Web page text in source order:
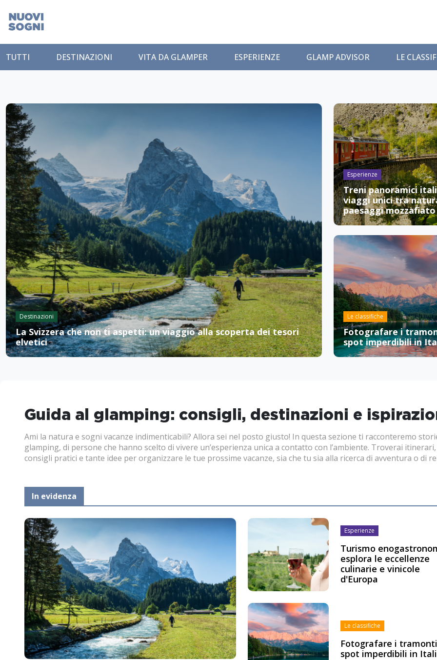
TUTTI DESTINAZIONI VITA DA GLAMPER ESPERIENZE GLAMP ADVISOR LE
Destinazioni
La Svizzera che non ti aspetti: un viaggio alla scoperta dei tesori
elvetici
Esperienze
Treni panoramici
viaggi unici tra
paesaggi mozzafiato
Le classifiche
Fotografare i
spot imperdibili in
Guida al glamping: consigli, destinazioni e
Ami la natura e sogni vacanze indimenticabili? Allora sei nel posto giusto! In questa sezione ti racconteremo
glamping, di persone che hanno scelto di vivere un’esperienza unica a contatto con l’ambiente. Troverai itinerari,
consigli pratici e tante idee per organizzare le tue prossime vacanze, sia che tu sia alla ricerca di avventura o di
In evidenza
Esperienze
Turismo
esplora le eccellenze
culinarie e vinicole
d'Europa
Le classifiche
Fotografare i
spot imperdibili in